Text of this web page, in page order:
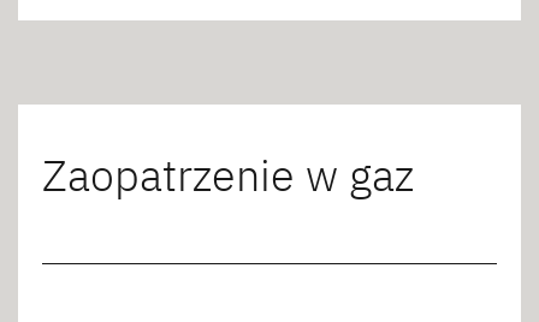
Zaopatrzenie w gaz